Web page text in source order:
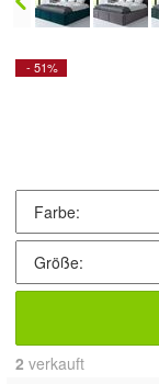
- 51%
2 verkauft